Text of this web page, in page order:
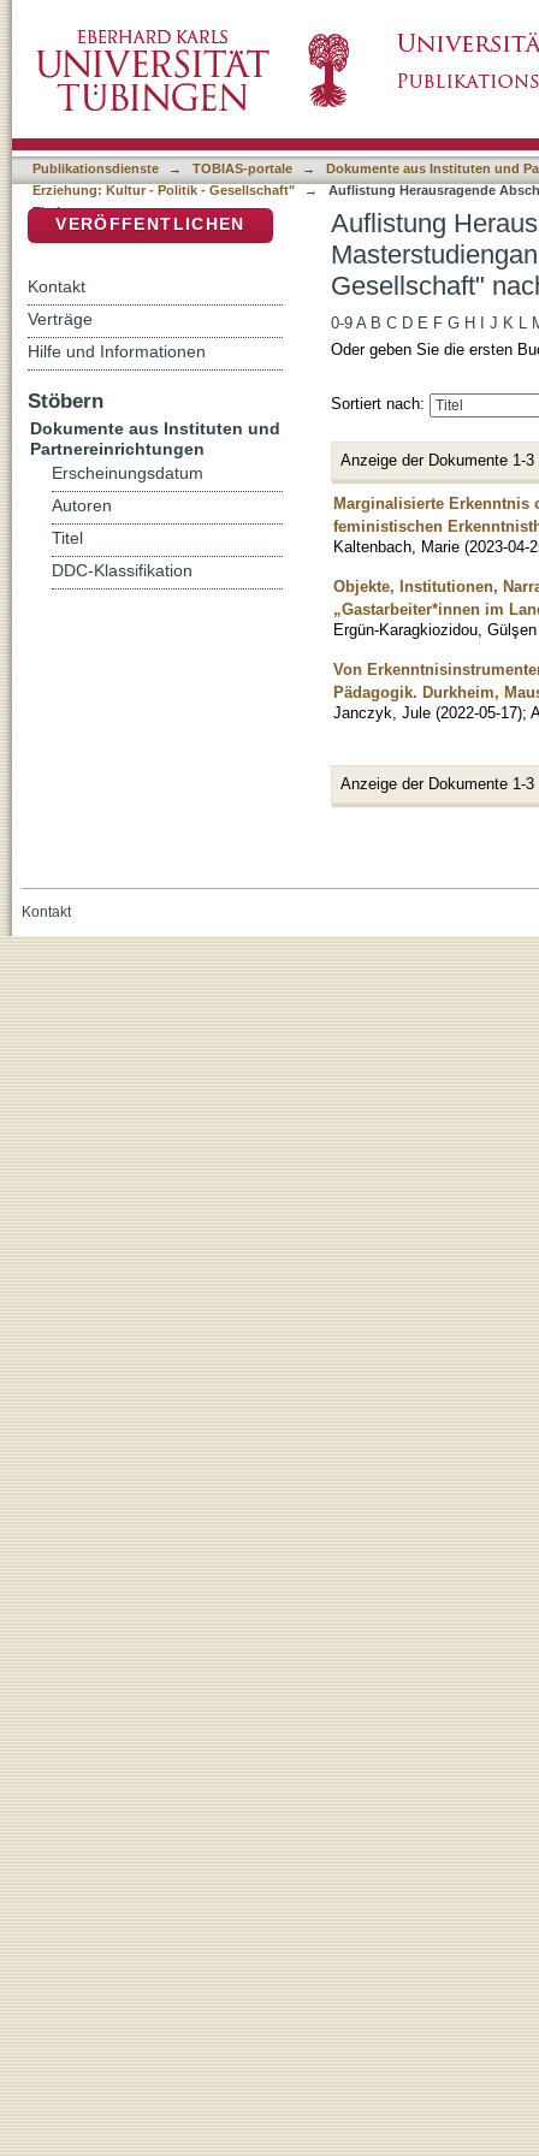
Kultur - Politik - Gesellschaft" nach Titel
Publikationsdienste → TOBIAS-portale →
Dokumente aus Instituten und
Erziehung: Kultur - Politik - Gesellschaft"
→
Auflistung Herausragende
Titel
Auflistung
Gesellschaft"
0-9 A B C D E F G H J K L
Oder geben Sie die ersten
Sortiert nach:
Anzeige der Dokumente 1-3
Marginalisierte Erkenntnis
feministischen
Kaltenbach, Marie (2023-04-
Objekte, Institutionen,
„Gastarbeiter*innen im
Ergün-Karagkiozidou, Gülşen
Von
Pädagogik. Durkheim,
Janczyk, Jule (2022-05-17);
Anzeige der Dokumente 1-3
VERÖFFENTLICHEN
Kontakt
Verträge
Hilfe und Informationen
Stöbern
Dokumente aus Instituten und
Partnereinrichtungen
Erscheinungsdatum
Autoren
Titel
DDC-Klassifikation
Kontakt